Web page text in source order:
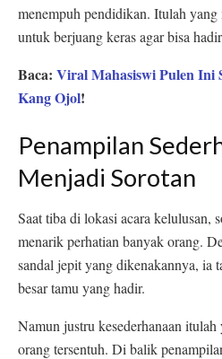
menempuh pendidikan. Itulah
untuk berjuang keras agar bisa
Baca: Viral Mahasiswi Pulen Ini
Kang Ojol!
Penampilan
Menjadi Sorotan
Saat tiba di lokasi acara kelulusan,
menarik perhatian banyak orang.
sandal jepit yang dikenakannya, ia
besar tamu yang hadir.
Namun justru kesederhanaan
orang tersentuh. Di balik